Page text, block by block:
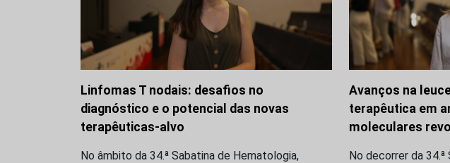
Linfomas T nodais: desafios no
diagnóstico e o potencial das novas
terapêuticas-alvo
No âmbito da 34.ª Sabatina de Hematologia,
Avanços na
terapêutica em
moleculares
No decorrer da